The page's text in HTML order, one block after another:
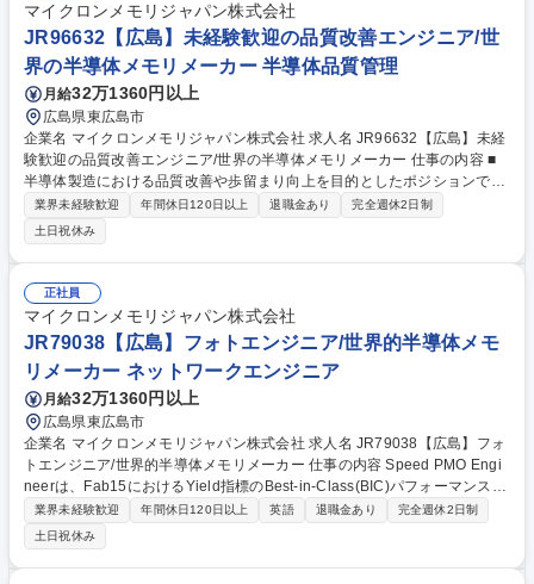
マイクロンメモリジャパン株式会社
JR96632【広島】未経験歓迎の品質改善エンジニア/世
界の半導体メモリメーカー 半導体品質管理
月給32万1360円以上
広島県東広島市
企業名 マイクロンメモリジャパン株式会社 求人名 JR96632【広島】未経
験歓迎の品質改善エンジニア/世界の半導体メモリメーカー 仕事の内容 ■
半導体製造における品質改善や歩留まり向上を目的としたポジションで
す。製造ラインで発生する不良や異常をデータで分析し、原因の特定と改
善策の提案・実行をチームで協力しながら進めます。 【詳細】■製造工程
の不良・異常データの分析と原因特定 ■製造現場と連携した再発防止策の
実施 ■新しい工程や改善策の導入および評価 ■不良の傾向や改善結果に関
する報告書の作成 ■グローバル拠点との情報共有やベストプラクティスの
展開 【魅力】未経験からデータ分析や問題解決の専門知識を習得可能。技
術論文の執筆やグローバルプロジェクトへの参加機会もあり、一生物のキ
ャリアを築けます。 募集職種 JR96632【広島】未経験歓迎の品質改善エ
ンジニア/世界の半導体メモリメーカー
業界未経験歓迎 年間休日120日以上 退職金あり
完全週休2日制
土日祝休み
正社員
マイクロンメモリジャパン株式会社
JR79038【広島】フォトエンジニア/世界的半導体メモ
リメーカー ネットワークエンジニア
月給32万1360円以上
広島県東広島市
企業名 マイクロンメモリジャパン株式会社 求人名 JR79038【広島】フォ
トエンジニア/世界的半導体メモリメーカー 仕事の内容 Speed PMO Engi
neerは、Fab15におけるYield指標のBest-in-Class(BIC)パフォーマンス確
立を目的とし、Yieldに関する事業計画・コミットメントを確実に達成、
さらに上回るための事業変革を推進する役割を担います。 【詳細】＜プロ
グラム／プロジェクトマネジメント＞ ■Speed に関する主要指標を含む戦
略ロードマップを策定し、維持・更新を行うとともに、最新の BIC ターゲ
業界未経験歓迎 年間休日120日以上 英語 退職金あり
完全週休2日制
土日祝休み